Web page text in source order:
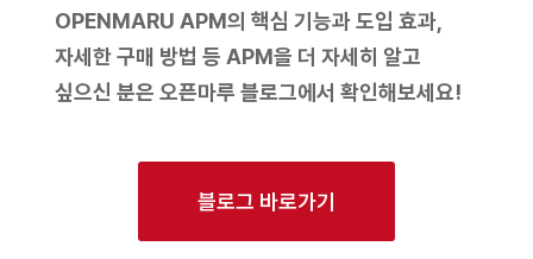
OPENMARU APM의 핵심 기능과 도입 효과,
자세한 구매 방법 등 APM을 더 자세히 알고
싶으신 분은 오픈마루 블로그에서 확인해보세요!
블로그 바로가기